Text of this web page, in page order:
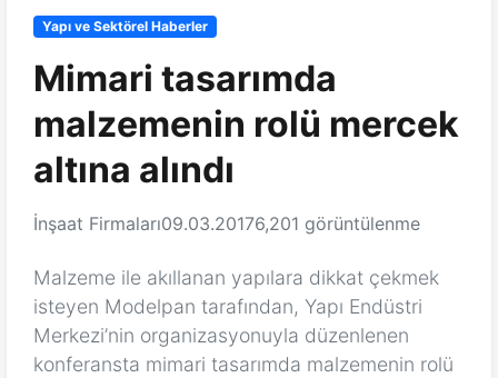
Yapı ve Sektörel Haberler
Mimari tasarımda
malzemenin rolü mercek
altına alındı
İnşaat Firmaları09.03.20176,201 görüntülenme
Malzeme ile akıllanan yapılara dikkat çekmek
isteyen Modelpan tarafından, Yapı Endüstri
Merkezi’nin organizasyonuyla düzenlenen
konferansta mimari tasarımda malzemenin rolü